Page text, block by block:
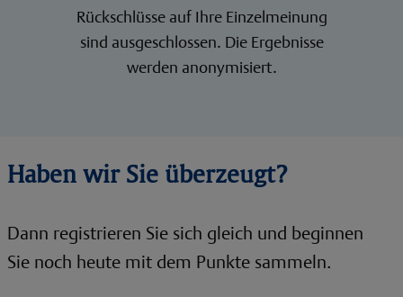
Rückschlüsse auf Ihre Einzelmeinung
sind ausgeschlossen. Die Ergebnisse
werden anonymisiert.
Haben wir Sie überzeugt?
Dann registrieren Sie sich gleich und beginnen
Sie noch heute mit dem Punkte sammeln.